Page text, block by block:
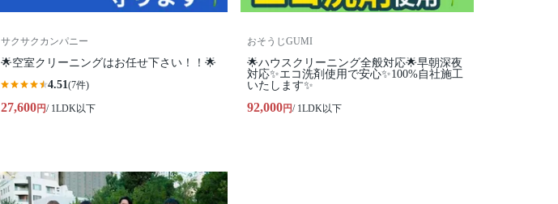
サクサクカンパニー
🌟空室クリーニングはお任せ下さい！！🌟
4.51(7件)
27,600円/ 1LDK以下
おそうじGUMI
🌟ハウスクリーニング全般対応🌟早朝深夜
対応✨エコ洗剤使用で安心✨100%自社施工
いたします✨
92,000円/ 1LDK以下